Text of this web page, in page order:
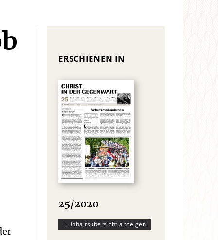
ERSCHIENEN IN
25/2020
Inhaltsübersicht anzeigen